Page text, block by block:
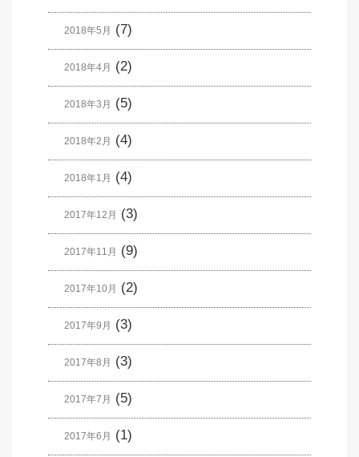
2018年5月 (7)
2018年4月 (2)
2018年3月 (5)
2018年2月 (4)
2018年1月 (4)
2017年12月 (3)
2017年11月 (9)
2017年10月 (2)
2017年9月 (3)
2017年8月 (3)
2017年7月 (5)
2017年6月 (1)